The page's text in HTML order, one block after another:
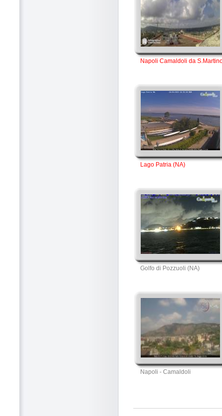
Napoli Camaldoli da
Lago Patria (NA)
Golfo di Pozzuoli (NA)
Napoli - Camaldoli